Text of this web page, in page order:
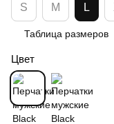
S M L
Таблица размеров
Цвет